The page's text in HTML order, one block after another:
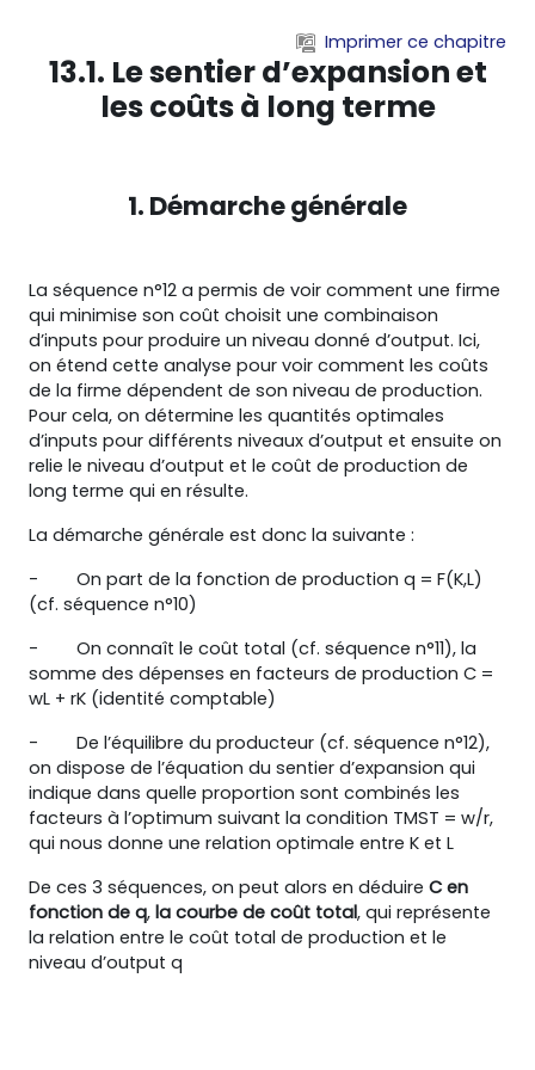
Imprimer ce chapitre
13.1. Le sentier d’expansion et
les coûts à long terme
1. Démarche générale
La séquence n°12 a permis de voir comment une firme
qui minimise son coût choisit une combinaison
d’inputs pour produire un niveau donné d’output. Ici,
on étend cette analyse pour voir comment les coûts
de la firme dépendent de son niveau de production.
Pour cela, on détermine les quantités optimales
d’inputs pour différents niveaux d’output et ensuite on
relie le niveau d’output et le coût de production de
long terme qui en résulte.
La démarche générale est donc la suivante :
- On part de la fonction de production q = F(K,L)
(cf. séquence n°10)
- On connaît le coût total (cf. séquence n°11), la
somme des dépenses en facteurs de production C =
wL + rK (identité comptable)
- De l’équilibre du producteur (cf. séquence n°12),
on dispose de l’équation du sentier d’expansion qui
indique dans quelle proportion sont combinés les
facteurs à l’optimum suivant la condition TMST = w/r,
qui nous donne une relation optimale entre K et L
De ces 3 séquences, on peut alors en déduire C en
fonction de q, la courbe de coût total, qui représente
la relation entre le coût total de production et le
niveau d’output q